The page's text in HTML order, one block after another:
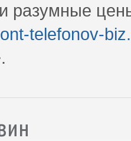
разумные
telefonov-